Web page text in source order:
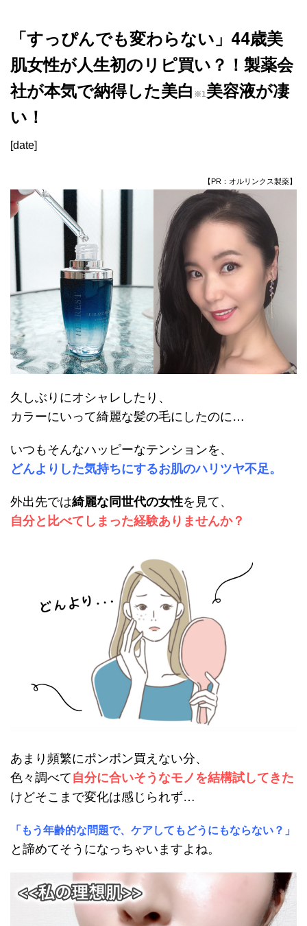
「すっぴんでも変わらない」44歳美
肌女性が人生初のリピ買い？！製薬会
社が本気で納得した美白 ※1美容液が凄
い！
[date]
【PR：オルリンクス製薬】
久しぶりにオシャレしたり、
カラーにいって綺麗な髪の毛にしたのに…
いつもそんなハッピーなテンションを、
どんよりした気持ちにするお肌のハリツヤ不足。
外出先では綺麗な同世代の女性を見て、
自分と比べてしまった経験ありませんか？
あまり頻繁にポンポン買えない分、
色々調べて 自分に合いそうなモノを結構試してきた
けどそこまで変化は感じられず…
「もう年齢的な問題で、ケアしてもどうにもならない？」
と諦めてそうになっちゃいますよね。